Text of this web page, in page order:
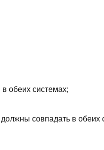
обеих системах;
совпадать в обеих